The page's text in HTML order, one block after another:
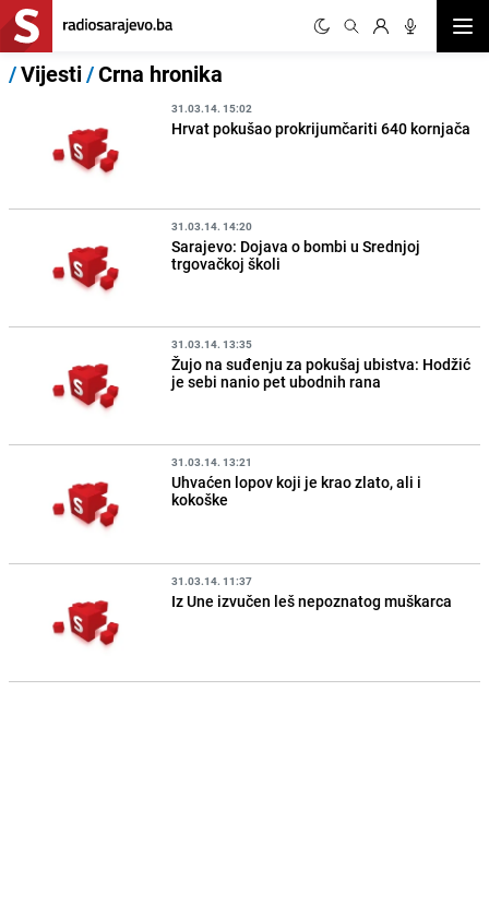
/Vijesti/Crna hronika
31.03.14. 15:02
Hrvat pokušao prokrijumčariti 640 kornjača
31.03.14. 14:20
Sarajevo: Dojava o bombi u Srednjoj
trgovačkoj školi
31.03.14. 13:35
Žujo na suđenju za pokušaj ubistva: Hodžić
je sebi nanio pet ubodnih rana
31.03.14. 13:21
Uhvaćen lopov koji je krao zlato, ali i
kokoške
31.03.14. 11:37
Iz Une izvučen leš nepoznatog muškarca